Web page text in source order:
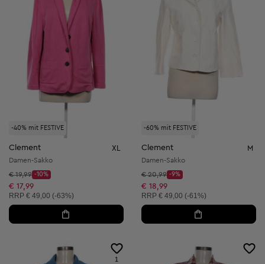
-40% mit FESTIVE
Clement XL
Damen-Sakko
Startpreis:
€ 19,99
Discount Price:
-10%
Reduzierter Preis:
€ 17,99
Unverbindliche Preisempfehlung:
RRP € 49,00 (-63%)
-60% mit FESTIVE
Clement M
Damen-Sakko
Startpreis:
€ 20,99
Discount Price:
-9%
Reduzierter Preis:
€ 18,99
Unverbindliche Preisempfehlung:
RRP € 49,00 (-61%)
1